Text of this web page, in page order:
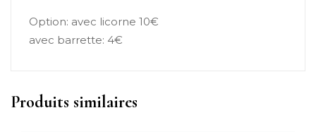
Option: avec licorne 10€
avec barrette: 4€
Produits similaires